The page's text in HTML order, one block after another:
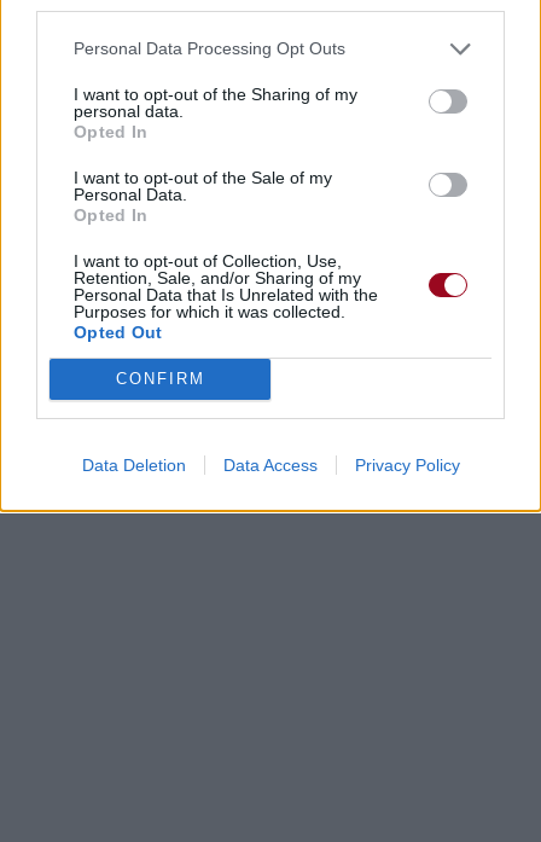
Personal Data Processing Opt Outs
I want to opt-out of the Sharing of my
personal data.
Opted In
I want to opt-out of the Sale of my
Personal Data.
Opted In
I want to opt-out of Collection, Use,
Retention, Sale, and/or Sharing of my
Personal Data that Is Unrelated with the
Purposes for which it was collected.
Opted Out
CONFIRM
Data Deletion Data Access Privacy Policy